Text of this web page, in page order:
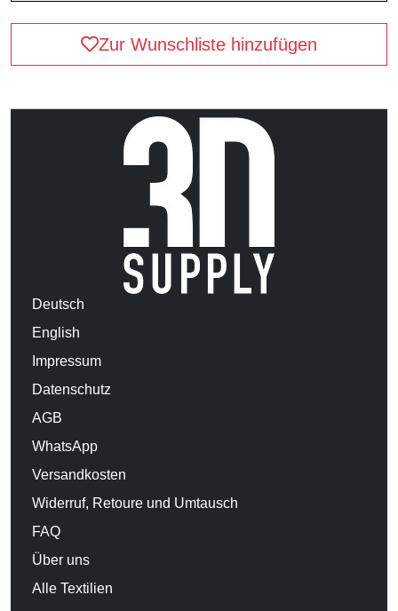
Zur Wunschliste hinzufügen
Deutsch
English
Impressum
Datenschutz
AGB
WhatsApp
Versandkosten
Widerruf, Retoure und Umtausch
FAQ
Über uns
Alle Textilien